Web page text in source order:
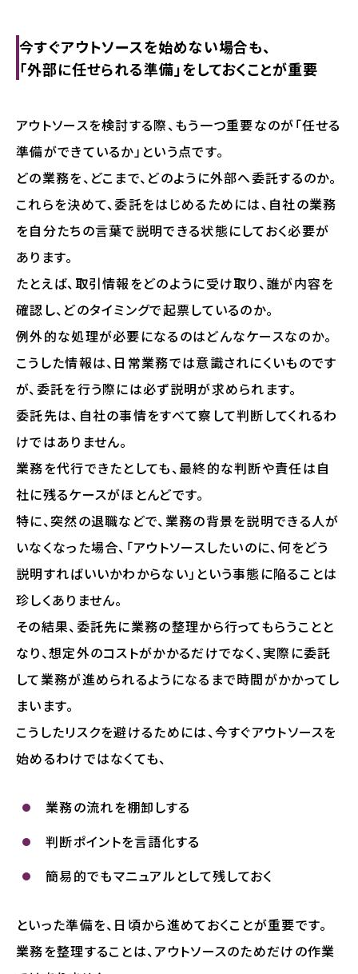
今すぐアウトソースを始めない場合も、
「外部に任せられる準備」をしておくことが重要
アウトソースを検討する際、もう一つ重要なのが「任せる
準備ができているか」という点です。
どの業務を、どこまで、どのように外部へ委託するのか。
これらを決めて、委託をはじめるためには、自社の業務
を自分たちの言葉で説明できる状態にしておく必要が
あります。
たとえば、取引情報をどのように受け取り、誰が内容を
確認し、どのタイミングで起票しているのか。
例外的な処理が必要になるのはどんなケースなのか。
こうした情報は、日常業務では意識されにくいものです
が、委託を行う際には必ず説明が求められます。
委託先は、自社の事情をすべて察して判断してくれるわ
けではありません。
業務を代行できたとしても、最終的な判断や責任は自
社に残るケースがほとんどです。
特に、突然の退職などで、業務の背景を説明できる人が
いなくなった場合、「アウトソースしたいのに、何をどう
説明すればいいかわからない」という事態に陥ることは
珍しくありません。
その結果、委託先に業務の整理から行ってもらうことと
なり、想定外のコストがかかるだけでなく、実際に委託
して業務が進められるようになるまで時間がかかってし
まいます。
こうしたリスクを避けるためには、今すぐアウトソースを
始めるわけではなくても、
業務の流れを棚卸しする
判断ポイントを言語化する
簡易的でもマニュアルとして残しておく
といった準備を、日頃から進めておくことが重要です。
業務を整理することは、アウトソースのためだけの作業